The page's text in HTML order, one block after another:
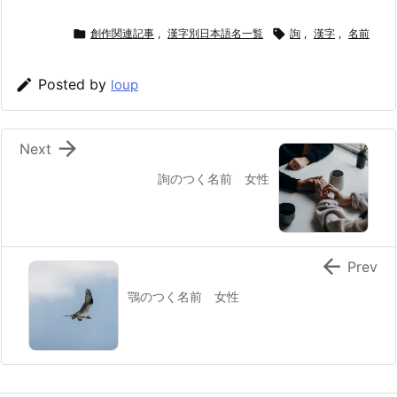
 創作関連記事 , 漢字別日本語名一覧  詢 , 漢字 , 名前
 Posted by loup
詢のつく名前 女性

Next
鶚のつく名前 女性
 Prev